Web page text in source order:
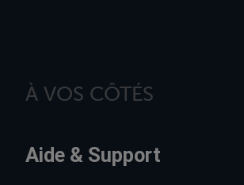
À VOS CÔTÉS
Aide & Support